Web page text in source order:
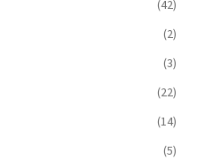
(42)
(2)
(3)
(22)
(14)
(5)